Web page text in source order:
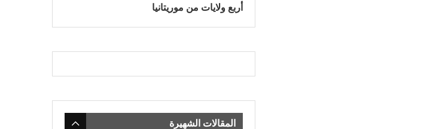
أربع ولايات من موريتانيا
المقالات الشهيرة